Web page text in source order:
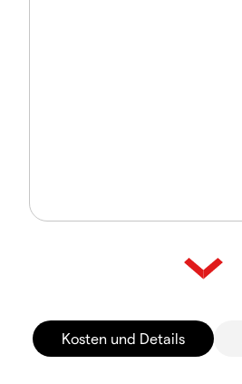
Kosten und Details